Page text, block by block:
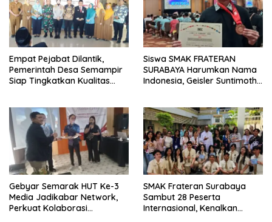
Empat Pejabat Dilantik,
Pemerintah Desa Semampir
Siap Tingkatkan Kualitas
Siswa SMAK FRATERAN
SURABAYA Harumkan Nama
Indonesia, Geisler Suntimothy
Gebyar Semarak HUT Ke-3
Media Jadikabar Network,
Perkuat Kolaborasi
SMAK Frateran Surabaya
Sambut 28 Peserta
Internasional, Kenalkan